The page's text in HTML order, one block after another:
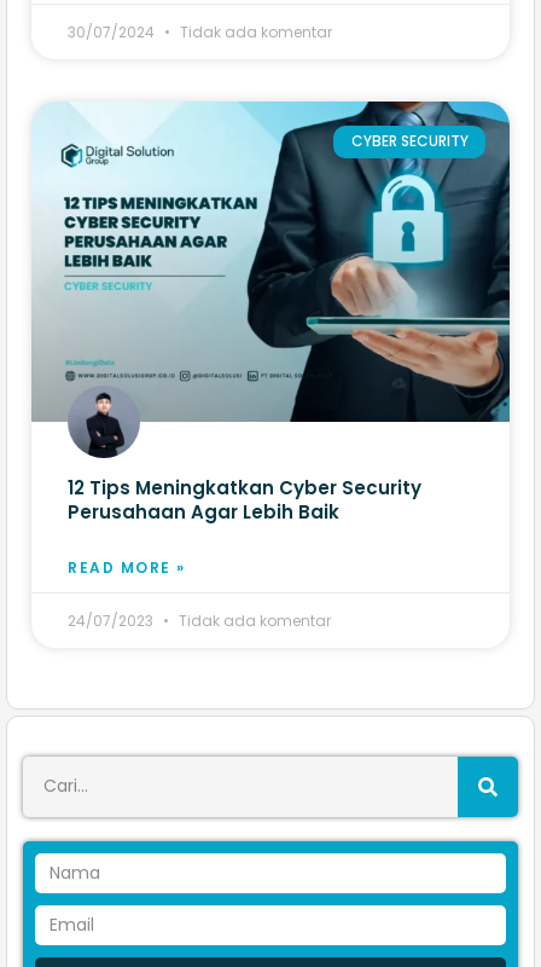
30/07/2024 Tidak ada komentar
CYBER SECURITY
12 Tips Meningkatkan Cyber Security
Perusahaan Agar Lebih Baik
READ MORE »
24/07/2023 Tidak ada komentar